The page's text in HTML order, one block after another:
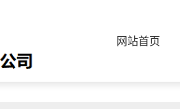
网站首页